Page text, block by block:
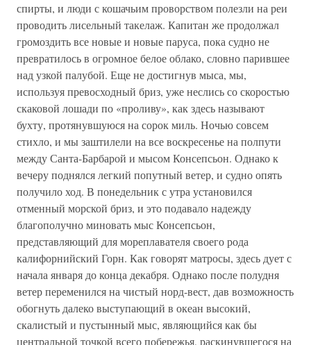
спирты, и люди с кошачьим проворством полезли на реи
проводить лисельный такелаж. Капитан же продолжал
громоздить все новые и новые паруса, пока судно не
превратилось в огромное белое облако, словно парившее
над узкой палубой. Еще не достигнув мыса, мы,
используя превосходный бриз, уже неслись со скоростью
скаковой лошади по «проливу», как здесь называют
бухту, протянувшуюся на сорок миль. Ночью совсем
стихло, и мы заштилели на все воскресенье на полпути
между Санта-Барбарой и мысом Консепсьон. Однако к
вечеру поднялся легкий попутный ветер, и судно опять
получило ход. В понедельник с утра установился
отменный морской бриз, и это подавало надежду
благополучно миновать мыс Консепсьон,
представляющий для мореплавателя своего рода
калифорнийский Горн. Как говорят матросы, здесь дует с
начала января до конца декабря. Однако после полудня
ветер переменился на чистый норд-вест, дав возможность
обогнуть далеко выступающий в океан высокий,
скалистый и пустынный мыс, являющийся как бы
центральной точкой всего побережья, раскинувшегося на